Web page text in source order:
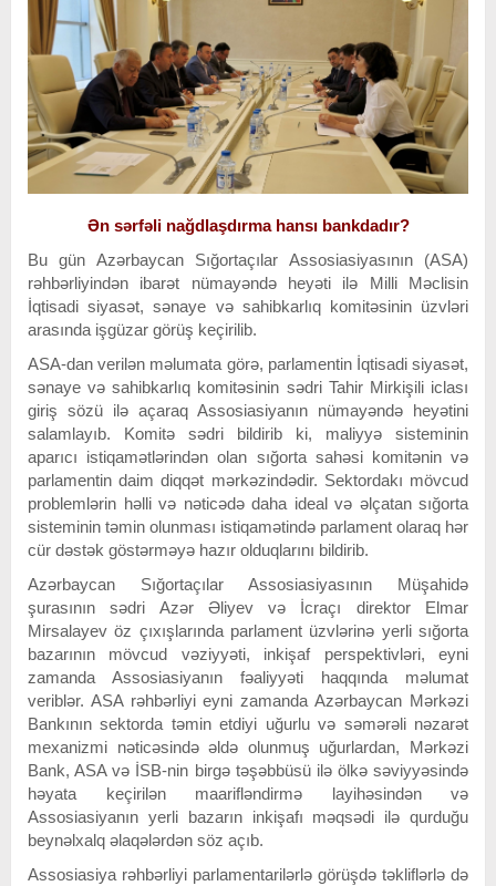
Ən sərfəli nağdlaşdırma hansı bankdadır?
Bu gün Azərbaycan Sığortaçılar Assosiasiyasının (ASA)
rəhbərliyindən ibarət nümayəndə heyəti ilə Milli Məclisin
İqtisadi siyasət, sənaye və sahibkarlıq komitəsinin üzvləri
arasında işgüzar görüş keçirilib.
ASA-dan verilən məlumata görə, parlamentin İqtisadi siyasət,
sənaye və sahibkarlıq komitəsinin sədri Tahir Mirkişili iclası
giriş sözü ilə açaraq Assosiasiyanın nümayəndə heyətini
salamlayıb. Komitə sədri bildirib ki, maliyyə sisteminin
aparıcı istiqamətlərindən olan sığorta sahəsi komitənin və
parlamentin daim diqqət mərkəzindədir. Sektordakı mövcud
problemlərin həlli və nəticədə daha ideal və əlçatan sığorta
sisteminin təmin olunması istiqamətində parlament olaraq hər
cür dəstək göstərməyə hazır olduqlarını bildirib.
Azərbaycan Sığortaçılar Assosiasiyasının Müşahidə
şurasının sədri Azər Əliyev və İcraçı direktor Elmar
Mirsalayev öz çıxışlarında parlament üzvlərinə yerli sığorta
bazarının mövcud vəziyyəti, inkişaf perspektivləri, eyni
zamanda Assosiasiyanın fəaliyyəti haqqında məlumat
veriblər. ASA rəhbərliyi eyni zamanda Azərbaycan Mərkəzi
Bankının sektorda təmin etdiyi uğurlu və səmərəli nəzarət
mexanizmi nəticəsində əldə olunmuş uğurlardan, Mərkəzi
Bank, ASA və İSB-nin birgə təşəbbüsü ilə ölkə səviyyəsində
həyata keçirilən maarifləndirmə layihəsindən və
Assosiasiyanın yerli bazarın inkişafı məqsədi ilə qurduğu
beynəlxalq əlaqələrdən söz açıb.
Assosiasiya rəhbərliyi parlamentarilərlə görüşdə təkliflərlə də